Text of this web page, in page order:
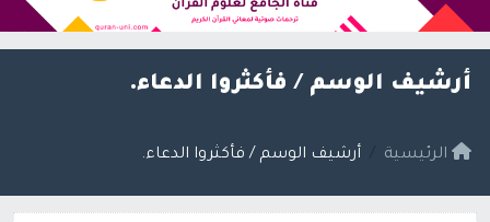
أرشيف الوسم / فأكثروا الدعاء.
الرئيسية أرشيف الوسم / فأكثروا الدعاء.